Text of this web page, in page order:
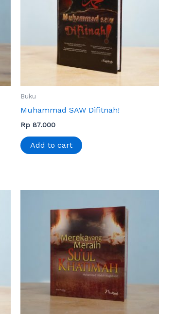
Buku
Muhammad SAW Difitnah!
Rp 87.000
Add to cart